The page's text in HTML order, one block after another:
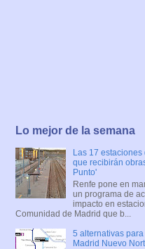
Lo mejor de la semana
Las 17
que recibirán
Punto'
Renfe pone en
un programa de
impacto en
Comunidad de Madrid que b...
5 alternativas
Madrid Nuevo